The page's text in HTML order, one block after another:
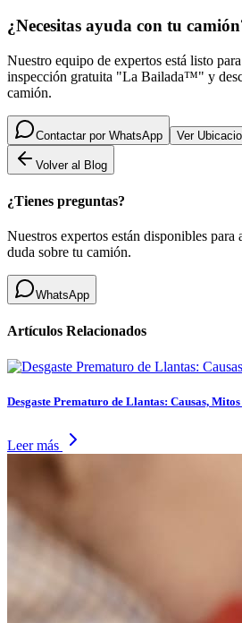
¿Necesitas ayuda con tu
Nuestro equipo de expertos está listo
inspección gratuita "La Bailada™" y
camión.
Contactar por WhatsApp Ver
Volver al Blog
¿Tienes preguntas?
Nuestros expertos están disponibles para
duda sobre tu camión.
WhatsApp
Artículos Relacionados
Desgaste Prematuro de Llantas: Causas,
Leer más